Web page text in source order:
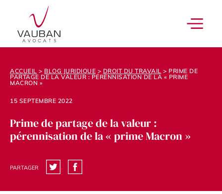
ACCUEIL > BLOG JURIDIQUE > DROIT DU TRAVAIL > PRIME DE
PARTAGE DE LA VALEUR : PÉRENNISATION DE LA « PRIME
MACRON »
15 SEPTEMBRE 2022
Prime de partage de la valeur :
pérennisation de la « prime Macron »
PARTAGER